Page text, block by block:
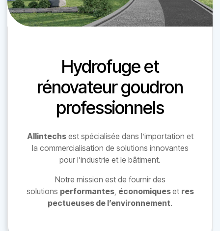
Hydrofuge et
rénovateur goudron
professionnels
Allintechsest spécialisée dans l’importation et
la commercialisation de solutions innovantes
pour l’industrie et le bâtiment.
Notre mission est de fournir des
solutions performantes, économiqueset res
pectueuses de l’environnement.